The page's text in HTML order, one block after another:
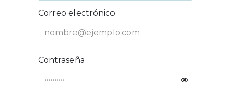
Correo electrónico
Contraseña